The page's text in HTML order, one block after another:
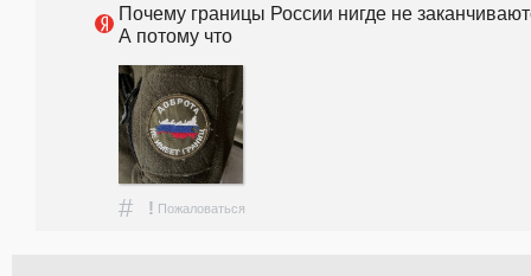
Почему границы России нигде не
А потому что
# ! Пожаловаться